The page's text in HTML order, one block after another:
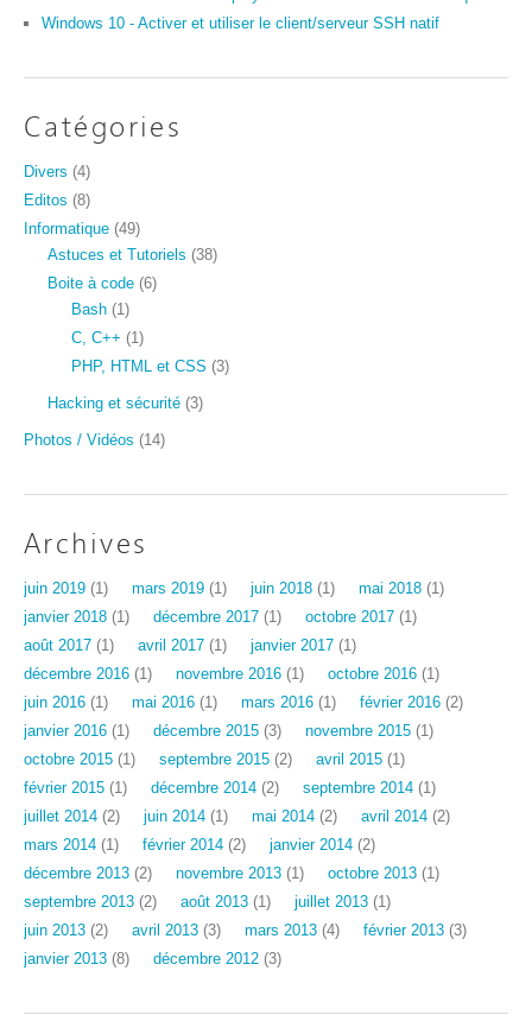
Windows 10 - Activer et utiliser le client/serveur SSH natif
Catégories
Divers (4)
Editos (8)
Informatique (49)
Astuces et Tutoriels (38)
Boite à code (6)
Bash (1)
C, C++ (1)
PHP, HTML et CSS (3)
Hacking et sécurité (3)
Photos / Vidéos (14)
Archives
juin 2019 (1) mars 2019 (1) juin 2018 (1) mai 2018 (1)
janvier 2018 (1) décembre 2017 (1) octobre 2017 (1)
août 2017 (1) avril 2017 (1) janvier 2017 (1)
décembre 2016 (1) novembre 2016 (1) octobre 2016 (1)
juin 2016 (1) mai 2016 (1) mars 2016 (1) février 2016 (2)
janvier 2016 (1) décembre 2015 (3) novembre 2015 (1)
octobre 2015 (1) septembre 2015 (2) avril 2015 (1)
février 2015 (1) décembre 2014 (2) septembre 2014 (1)
juillet 2014 (2) juin 2014 (1) mai 2014 (2) avril 2014 (2)
mars 2014 (1) février 2014 (2) janvier 2014 (2)
décembre 2013 (2) novembre 2013 (1) octobre 2013 (1)
septembre 2013 (2) août 2013 (1) juillet 2013 (1)
juin 2013 (2) avril 2013 (3) mars 2013 (4) février 2013 (3)
janvier 2013 (8) décembre 2012 (3)